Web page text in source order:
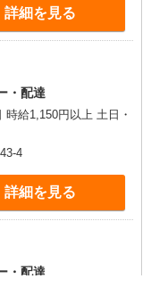
詳細を見る
・配達
給1,150円以上 土日・
4
詳細を見る
・配達